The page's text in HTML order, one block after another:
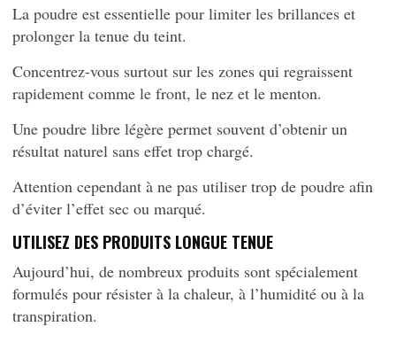
La poudre est essentielle pour limiter les brillances et
prolonger la tenue du teint.
Concentrez-vous surtout sur les zones qui regraissent
rapidement comme le front, le nez et le menton.
Une poudre libre légère permet souvent d’obtenir un
résultat naturel sans effet trop chargé.
Attention cependant à ne pas utiliser trop de poudre afin
d’éviter l’effet sec ou marqué.
UTILISEZ DES PRODUITS LONGUE TENUE
Aujourd’hui, de nombreux produits sont spécialement
formulés pour résister à la chaleur, à l’humidité ou à la
transpiration.